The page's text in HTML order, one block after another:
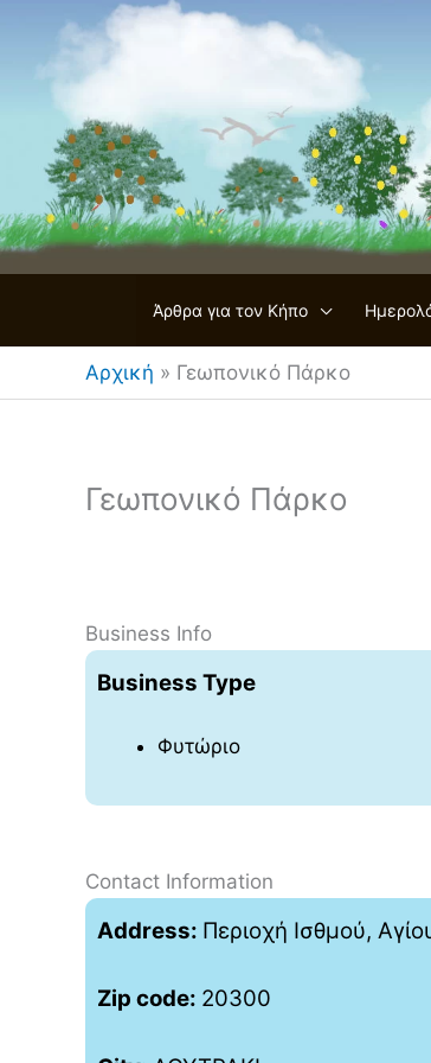
περιεχόμενο
Άρθρα για τον Κήπο
Αρχική » Γεωπονικό Πάρκο
Γεωπονικό Πάρκο
Business Info
Business Type
Φυτώριο
Contact Information
Address: Περιοχή Ισθμού,
Zip code: 20300